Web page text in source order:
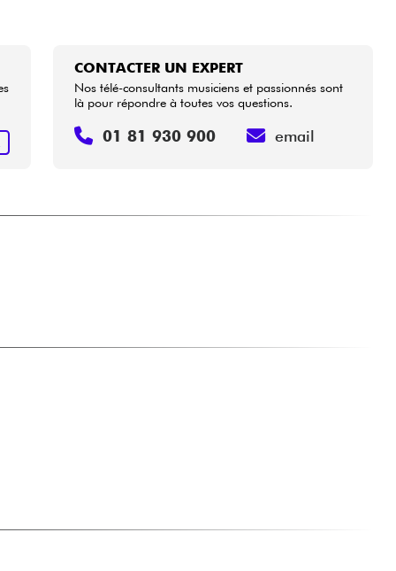
CONTACTER UN EXPERT
Nos télé-consultants musiciens et passionnés sont
là pour répondre à toutes vos questions.
01 81 930 900 email